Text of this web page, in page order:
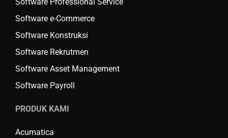
Software e-Commerce
Software Konstruksi
Software Rekrutmen
Software Asset Management
Software Payroll
PRODUK KAMI
Acumatica